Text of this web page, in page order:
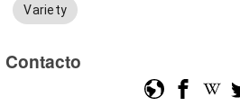
Variety
Contacto